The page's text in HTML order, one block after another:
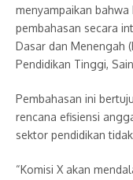
menyampaikan bahwa
pembahasan secara
Dasar dan Menengah
Pendidikan Tinggi,
Pembahasan ini
rencana efisiensi
sektor pendidikan
“Komisi X akan